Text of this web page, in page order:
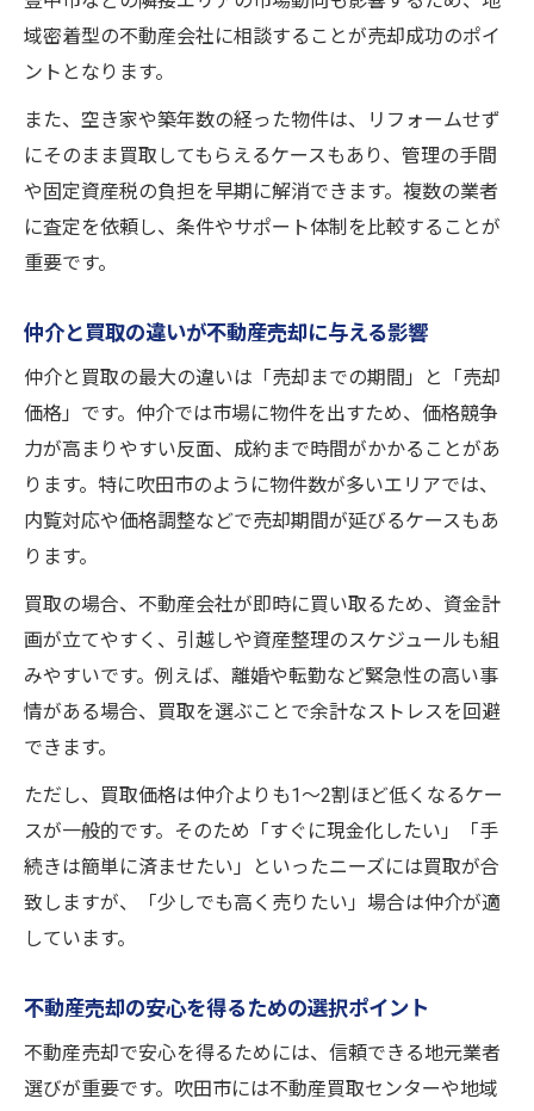
域密着型の不動産会社に相談することが売却成功のポイ
ントとなります。
また、空き家や築年数の経った物件は、リフォームせず
にそのまま買取してもらえるケースもあり、管理の手間
や固定資産税の負担を早期に解消できます。複数の業者
に査定を依頼し、条件やサポート体制を比較することが
重要です。
仲介と買取の違いが不動産売却に与える影響
仲介と買取の最大の違いは「売却までの期間」と「売却
価格」です。仲介では市場に物件を出すため、価格競争
力が高まりやすい反面、成約まで時間がかかることがあ
ります。特に吹田市のように物件数が多いエリアでは、
内覧対応や価格調整などで売却期間が延びるケースもあ
ります。
買取の場合、不動産会社が即時に買い取るため、資金計
画が立てやすく、引越しや資産整理のスケジュールも組
みやすいです。例えば、離婚や転勤など緊急性の高い事
情がある場合、買取を選ぶことで余計なストレスを回避
できます。
ただし、買取価格は仲介よりも1～2割ほど低くなるケー
スが一般的です。そのため「すぐに現金化したい」「手
続きは簡単に済ませたい」といったニーズには買取が合
致しますが、「少しでも高く売りたい」場合は仲介が適
しています。
不動産売却の安心を得るための選択ポイント
不動産売却で安心を得るためには、信頼できる地元業者
選びが重要です。吹田市には不動産買取センターや地域